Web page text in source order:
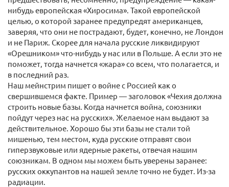
нибудь европейская «Хиросима». Такой европейской
целью, о которой заранее предупредят американцев,
заверяя, что они не пострадают, будет, конечно, не Лондон
и не Париж. Скорее для начала русские ликвидируют
«Орешником» что-нибудь у нас или в Польше. А если это не
поможет, тогда начнется «жара» со всем, что полагается, и
в последний раз.
Наш мейнстрим пишет о войне с Россией как о
свершившемся факте. Пример — заголовок «Чехия должна
строить новые базы. Когда начнется война, союзники
пойдут через нас на русских». Желаемое нам выдают за
действительное. Хорошо бы эти базы не стали той
мишенью, тем местом, куда русские отправят свои
гиперзвуковые или ядерные ракеты, отвечая нашим
союзникам. В одном мы можем быть уверены заранее:
русских оккупантов на нашей земле точно не будет. Из-за
радиации.